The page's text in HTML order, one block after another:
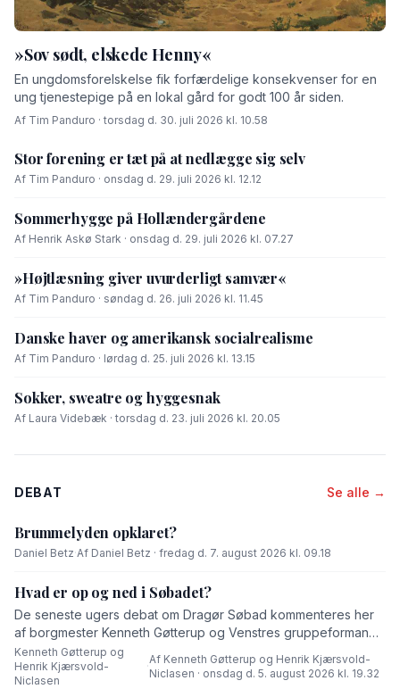
»Sov sødt, elskede Henny«
En ungdomsforelskelse fik forfærdelige konsekvenser for en
ung tjenestepige på en lokal gård for godt 100 år siden.
Af Tim Panduro · torsdag d. 30. juli 2026 kl. 10.58
Stor forening er tæt på at nedlægge sig selv
Af Tim Panduro · onsdag d. 29. juli 2026 kl. 12.12
Sommerhygge på Hollændergårdene
Af Henrik Askø Stark · onsdag d. 29. juli 2026 kl. 07.27
»Højtlæsning giver uvurderligt samvær«
Af Tim Panduro · søndag d. 26. juli 2026 kl. 11.45
Danske haver og amerikansk socialrealisme
Af Tim Panduro · lørdag d. 25. juli 2026 kl. 13.15
Sokker, sweatre og hyggesnak
Af Laura Videbæk · torsdag d. 23. juli 2026 kl. 20.05
DEBAT Se alle →
Brummelyden opklaret?
Daniel Betz·Af Daniel Betz · fredag d. 7. august 2026 kl. 09.18
Hvad er op og ned i Søbadet?
De seneste ugers debat om Dragør Søbad kommenteres her
af borgmester Kenneth Gøtterup og Venstres gruppeformand
Henrik Kjærsvold-Niclasen.
Kenneth Gøtterup og
Henrik Kjærsvold-
Niclasen
·
Af Kenneth Gøtterup og Henrik Kjærsvold-
Niclasen · onsdag d. 5. august 2026 kl. 19.32